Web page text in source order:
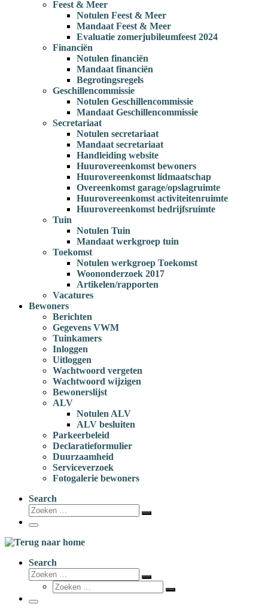
Feest & Meer
Notulen Feest & Meer
Mandaat Feest & Meer
Evaluatie zomerjubileumfeest 2024
Financiën
Notulen financiën
Mandaat financiën
Begrotingsregels
Geschillencommissie
Notulen Geschillencommissie
Mandaat Geschillencommissie
Secretariaat
Notulen secretariaat
Mandaat secretariaat
Handleiding website
Huurovereenkomst bewoners
Huurovereenkomst lidmaatschap
Overeenkomst garage/opslagruimte
Huurovereenkomst activiteitenruimte
Huurovereenkomst bedrijfsruimte
Tuin
Notulen Tuin
Mandaat werkgroep tuin
Toekomst
Notulen werkgroep Toekomst
Woononderzoek 2017
Artikelen/rapporten
Vacatures
Bewoners
Berichten
Gegevens VWM
Tuinkamers
Inloggen
Uitloggen
Wachtwoord vergeten
Wachtwoord wijzigen
Bewonerslijst
ALV
Notulen ALV
ALV besluiten
Parkeerbeleid
Declaratieformulier
Duurzaamheid
Serviceverzoek
Fotogalerie bewoners
Search
Zoeken
Zoeken
Menu
Search
Zoeken
Zoeken
Zoeken
Zoeken
Menu